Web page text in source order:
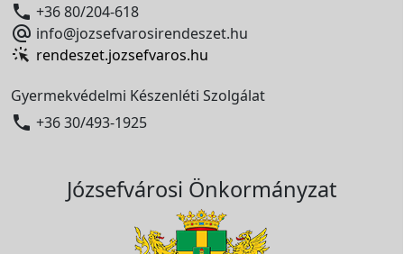
 +36 80/204-618
 info@jozsefvarosirendeszet.hu
rendeszet.jozsefvaros.hu
Gyermekvédelmi Készenléti Szolgálat
 +36 30/493-1925
Józsefvárosi Önkormányzat